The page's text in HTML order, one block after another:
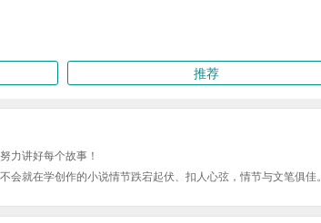
推荐
力讲好每个故事！
会就在学创作的小说情节跌宕起伏、扣人心弦，情节与文笔俱佳。